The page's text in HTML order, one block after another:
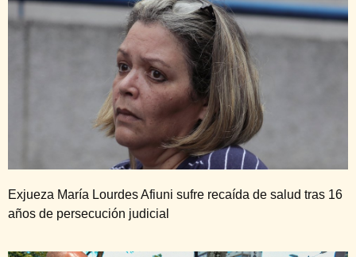
Exjueza María Lourdes Afiuni sufre recaída de salud tras 16
años de persecución judicial